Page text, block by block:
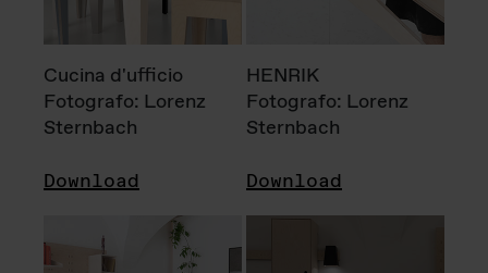
Cucina d'ufficio
Fotografo: Lorenz
Sternbach
Download
HENRIK
Fotografo: Lorenz
Sternbach
Download